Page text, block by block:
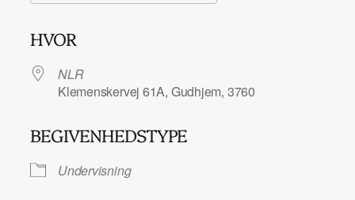
HVOR
NLR
Klemenskervej 61A, Gudhjem, 3760
BEGIVENHEDSTYPE
Undervisning